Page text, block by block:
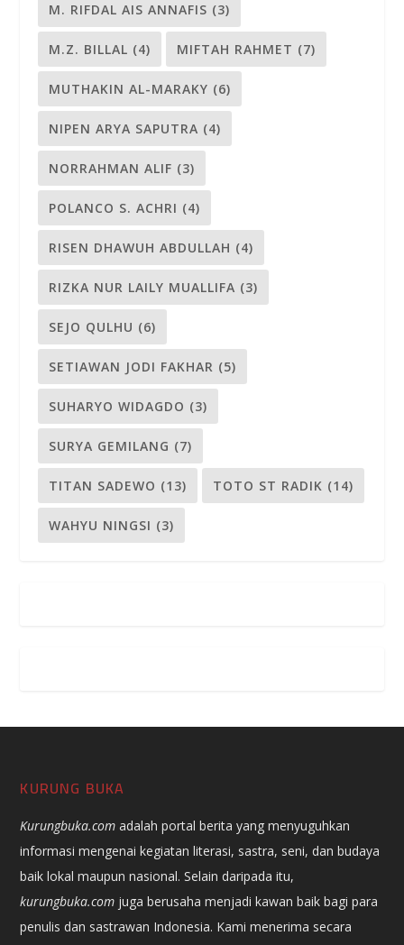
M. RIFDAL AIS ANNAFIS (3)
M.Z. BILLAL (4) MIFTAH RAHMET (7)
MUTHAKIN AL-MARAKY (6)
NIPEN ARYA SAPUTRA (4)
NORRAHMAN ALIF (3)
POLANCO S. ACHRI (4)
RISEN DHAWUH ABDULLAH (4)
RIZKA NUR LAILY MUALLIFA (3)
SEJO QULHU (6)
SETIAWAN JODI FAKHAR (5)
SUHARYO WIDAGDO (3)
SURYA GEMILANG (7)
TITAN SADEWO (13) TOTO ST RADIK (14)
WAHYU NINGSI (3)
KURUNG BUKA
Kurungbuka.com adalah portal berita yang menyuguhkan
informasi mengenai kegiatan literasi, sastra, seni, dan budaya
baik lokal maupun nasional. Selain daripada itu,
kurungbuka.com juga berusaha menjadi kawan baik bagi para
penulis dan sastrawan Indonesia. Kami menerima secara